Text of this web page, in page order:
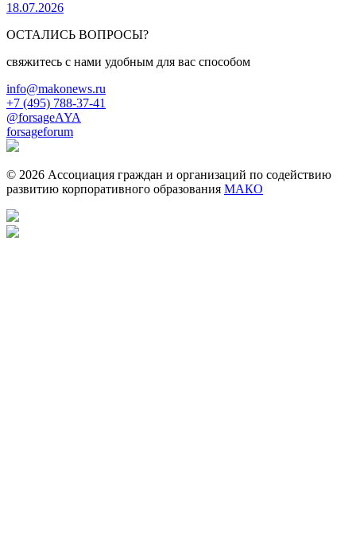
18.07.2026
ОСТАЛИСЬ ВОПРОСЫ?
свяжитесь с нами удобным для вас способом
info@makonews.ru
+7 (495) 788-37-41
@forsageAYA
forsageforum
© 2026 Ассоциация граждан и организаций по содействию
развитию корпоративного образования МАКО